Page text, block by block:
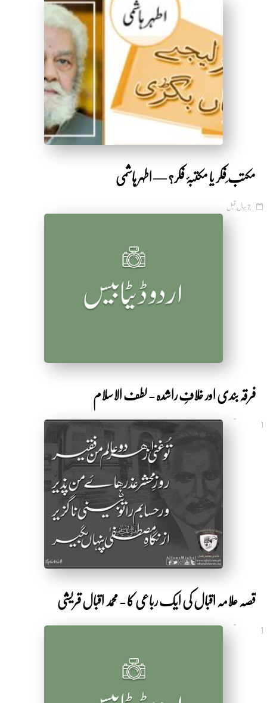
by Shakeeb Ahmad
مکتب ِفکر یا مکتبۂ فکر؟ — اطہر ہاشمی
7 سال قبل
فرقہ بندی اور خلافِ راشدہ - لطف الاسلام
by Shakeeb Ahmad
قصہ علامہ اقبال کی ایک رباعی کا - محمد اقبال قریشی